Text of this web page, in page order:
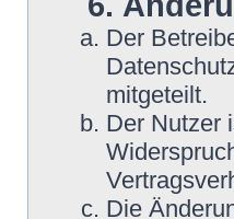
Der
mitgeteilt.
Der Nutzer
Die